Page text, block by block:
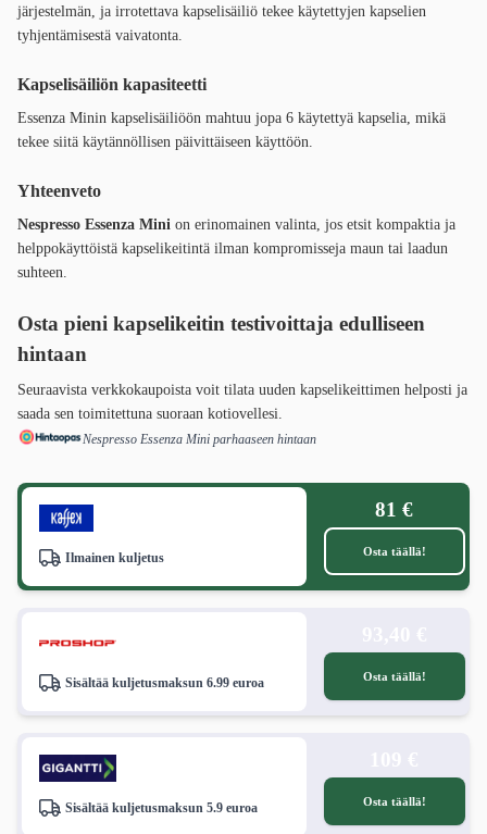
järjestelmän, ja irrotettava kapselisäiliö tekee käytettyjen kapselien
tyhjentämisestä vaivatonta.
Kapselisäiliön kapasiteetti
Essenza Minin kapselisäiliöön mahtuu jopa 6 käytettyä kapselia, mikä
tekee siitä käytännöllisen päivittäiseen käyttöön.
Yhteenveto
Nespresso Essenza Mini on erinomainen valinta, jos etsit kompaktia ja
helppokäyttöistä kapselikeitintä ilman kompromisseja maun tai laadun
suhteen.
Osta pieni kapselikeitin testivoittaja edulliseen
hintaan
Seuraavista verkkokaupoista voit tilata uuden kapselikeittimen helposti ja
saada sen toimitettuna suoraan kotiovellesi.
Nespresso Essenza Mini parhaaseen hintaan
Ilmainen kuljetus
81 €
Osta täällä!
Sisältää kuljetusmaksun 6.99 euroa Osta täällä!
Sisältää kuljetusmaksun 5.9 euroa Osta täällä!